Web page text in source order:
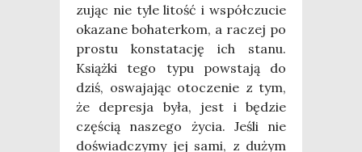
zu­jąc nie tyle litość i współ­czu­cie
oka­za­ne boha­ter­kom, a raczej po
pro­stu kon­sta­ta­cję ich sta­nu.
Książ­ki tego typu powsta­ją do
dziś, oswa­ja­jąc oto­cze­nie z tym,
że depre­sja była, jest i będzie
czę­ścią nasze­go życia. Jeśli nie
doświad­czy­my jej sami, z dużym